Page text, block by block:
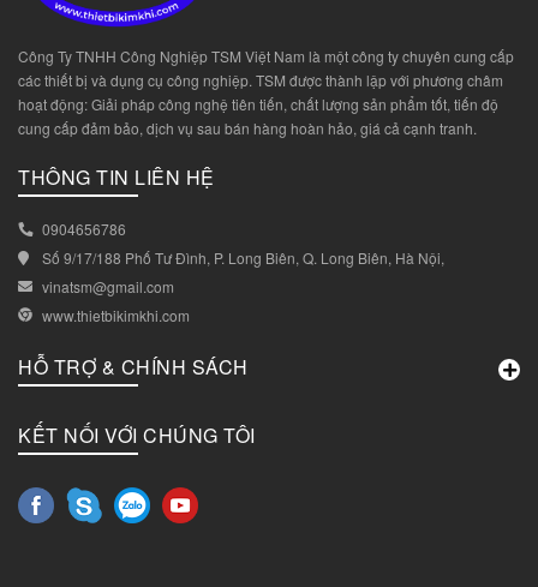
Công Ty TNHH Công Nghiệp TSM Việt Nam là một công ty chuyên cung cấp
các thiết bị và dụng cụ công nghiệp. TSM được thành lập với phương châm
hoạt động: Giải pháp công nghệ tiên tiến, chất lượng sản phẩm tốt, tiến độ
cung cấp đảm bảo, dịch vụ sau bán hàng hoàn hảo, giá cả cạnh tranh.
THÔNG TIN LIÊN HỆ
0904656786
Số 9/17/188 Phố Tư Đình, P. Long Biên, Q. Long Biên, Hà Nội,
vinatsm@gmail.com
www.thietbikimkhi.com
HỖ TRỢ & CHÍNH SÁCH
KẾT NỐI VỚI CHÚNG TÔI